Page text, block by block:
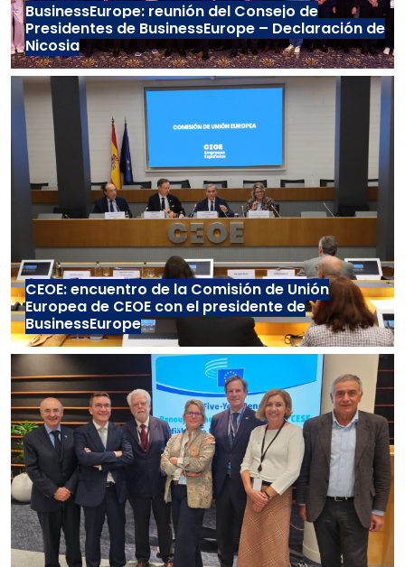
BusinessEurope: reunión del Consejo de
Presidentes de BusinessEurope – Declaración de
Nicosia
CEOE: encuentro de la Comisión de Unión
Europea de CEOE con el presidente de
BusinessEurope